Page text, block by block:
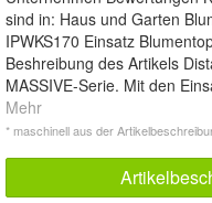
sind in: Haus und Garten
IPWKS170 Einsatz
Beshreibung des Artikels
MASSIVE-Serie. Mit den
Mehr
* maschinell aus der